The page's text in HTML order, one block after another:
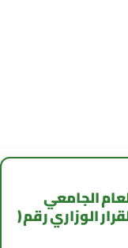
الجامعي
بحسب القرار الوزاري رقم (